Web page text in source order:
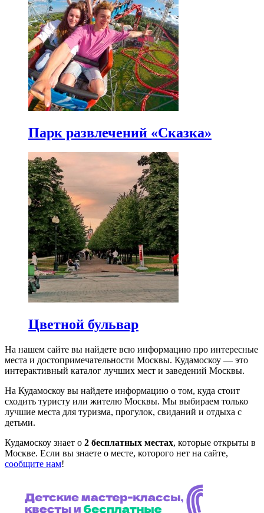
Парк развлечений «Сказка»
Цветной бульвар
На нашем сайте вы найдете всю информацию про интересные
места и достопримечательности Москвы. Кудамоскоу — это
интерактивный каталог лучших мест и заведений Москвы.
На Кудамоскоу вы найдете информацию о том, куда стоит
сходить туристу или жителю Москвы. Мы выбираем только
лучшие места для туризма, прогулок, свиданий и отдыха с
детьми.
Кудамоскоу знает о 2 бесплатных местах, которые открыты в
Москве. Если вы знаете о месте, которого нет на сайте,
сообщите нам!